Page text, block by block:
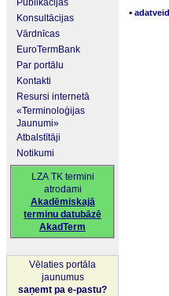
Publikācijas
Konsultācijas
Vārdnīcas
EuroTermBank
Par portālu
Kontakti
Resursi internetā
«Terminoloģijas
Jaunumi»
Atbalstītāji
Notikumi
LZA TK termini
atrodami
Akadēmiskajā
terminu datubāzē
AkadTerm
Vēlaties portāla
jaunumus
saņemt pa e-pastu?
▪